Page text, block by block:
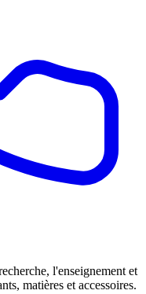
l'enseignement et
matières et accessoires.